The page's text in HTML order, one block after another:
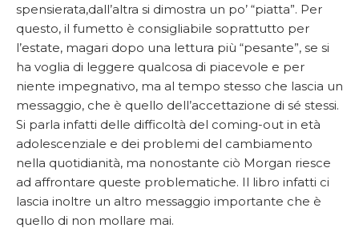
spensierata,dall’altra si dimostra un po’ “piatta”. Per
questo, il fumetto è consigliabile soprattutto per
l’estate, magari dopo una lettura più “pesante”, se si
ha voglia di leggere qualcosa di piacevole e per
niente impegnativo, ma al tempo stesso che lascia un
messaggio, che è quello dell’accettazione di sé stessi.
Si parla infatti delle difficoltà del coming-out in età
adolescenziale e dei problemi del cambiamento
nella quotidianità, ma nonostante ciò Morgan riesce
ad affrontare queste problematiche. Il libro infatti ci
lascia inoltre un altro messaggio importante che è
quello di non mollare mai.